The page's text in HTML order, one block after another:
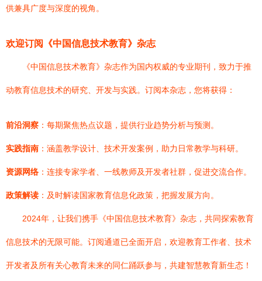
供兼具广度与深度的视角。
欢迎订阅《中国信息技术教育》杂志
《中国信息技术教育》杂志作为国内权威的专业期刊，致力于推
动教育信息技术的研究、开发与实践。订阅本杂志，您将获得：
前沿洞察 ：每期聚焦热点议题，提供行业趋势分析与预测。
实践指南 ：涵盖教学设计、技术开发案例，助力日常教学与科研。
资源网络 ：连接专家学者、一线教师及开发者社群，促进交流合作。
政策解读 ：及时解读国家教育信息化政策，把握发展方向。
2024年，让我们携手《中国信息技术教育》杂志，共同探索教育
信息技术的无限可能。订阅通道已全面开启，欢迎教育工作者、技术
开发者及所有关心教育未来的同仁踊跃参与，共建智慧教育新生态！